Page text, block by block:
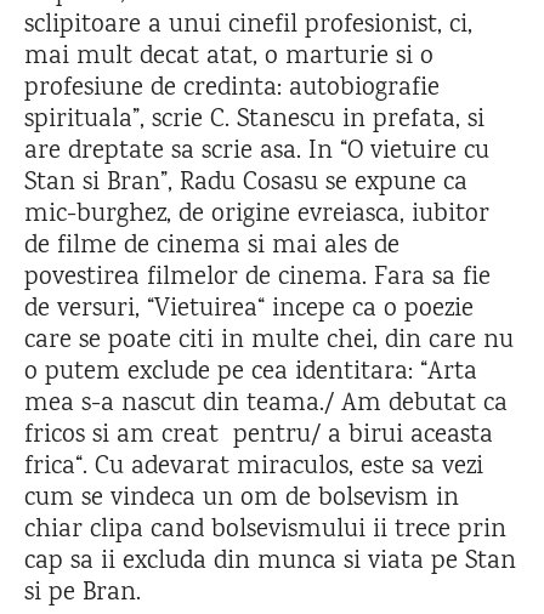
sclipitoare a unui cinefil profesionist, ci,
mai mult decat atat, o marturie si o
profesiune de credinta: autobiografie
spirituala”, scrie C. Stanescu in prefata, si
are dreptate sa scrie asa. In “O vietuire cu
Stan si Bran”, Radu Cosasu se expune ca
mic-burghez, de origine evreiasca, iubitor
de filme de cinema si mai ales de
povestirea filmelor de cinema. Fara sa fie
de versuri, “Vietuirea“ incepe ca o poezie
care se poate citi in multe chei, din care nu
o putem exclude pe cea identitara: “Arta
mea s-a nascut din teama./ Am debutat ca
fricos si am creat pentru/ a birui aceasta
frica“. Cu adevarat miraculos, este sa vezi
cum se vindeca un om de bolsevism in
chiar clipa cand bolsevismului ii trece prin
cap sa ii excluda din munca si viata pe Stan
si pe Bran.